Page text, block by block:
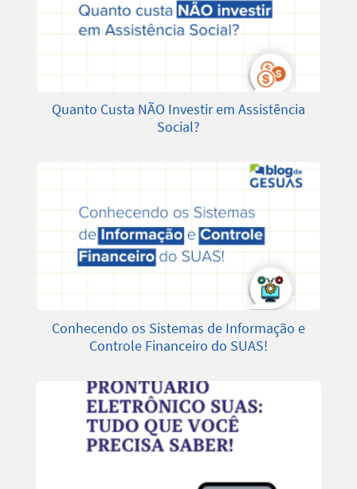
Quanto Custa NÃO Investir em Assistência
Social?
Conhecendo os Sistemas de Informação e
Controle Financeiro do SUAS!